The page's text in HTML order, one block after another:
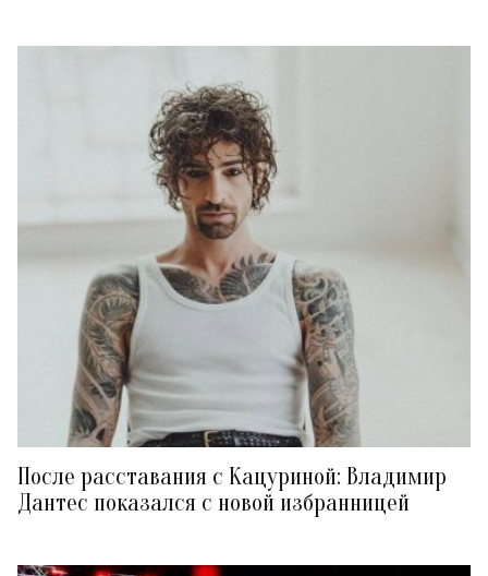
После расставания с Кацуриной: Владимир
Дантес показался с новой избранницей